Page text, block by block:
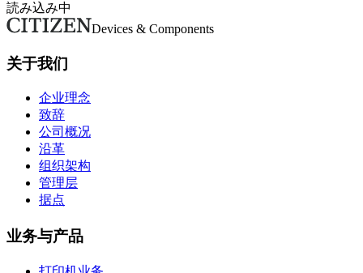
読み込み中
Devices & Components
关于我们
企业理念
致辞
公司概况
沿革
组织架构
管理层
据点
业务与产品